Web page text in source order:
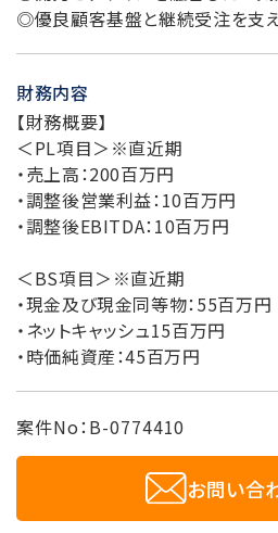
◎優良顧客基盤と継続受注を支
財務内容
【財務概要】
＜PL項目＞※直近期
・売上高：200百万円
・調整後営業利益：10百万円
・調整後EBITDA：10百万円
＜BS項目＞※直近期
・現金及び現金同等物：55百万円
・ネットキャッシュ15百万円
・時価純資産：45百万円
案件No：B-0774410
お問い合